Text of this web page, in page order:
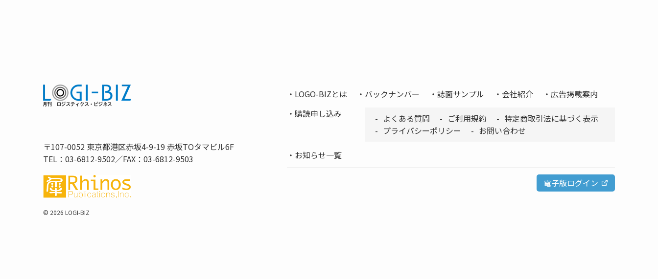
〒107-0052 東京都港区赤坂4-9-19 赤坂TOタマビル6F
TEL：03-6812-9502／FAX：03-6812-9503
© 2026 LOGI-BIZ
LOGO-BIZとは バックナンバー 誌面サンプル 会社紹介
広告掲載案内
購読申し込み
よくある質問 ご利用規約
特定商取引法に基づく表示
プライバシーポリシー
お問い合わせ
お知らせ一覧
電子版ログイン